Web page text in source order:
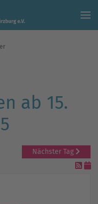
ab 15.
Nächster Tag